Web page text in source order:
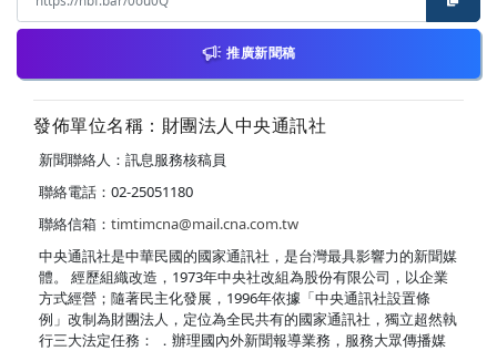
推廣新聞稿
發佈單位名稱：財團法人中央通訊社
新聞聯絡人：訊息服務核稿員
聯絡電話：02-25051180
聯絡信箱： timtimcna@mail.cna.com.tw
中央通訊社是中華民國的國家通訊社，是台灣最具影響力的新聞媒
體。 經歷組織改造，1973年中央社改組為股份有限公司，以企業
方式經營；隨著民主化發展，1996年依據「中央通訊社設置條
例」改制為財團法人，定位為全民共有的國家通訊社，獨立超然執
行三大法定任務： ．辦理國內外新聞報導業務，服務大眾傳播媒